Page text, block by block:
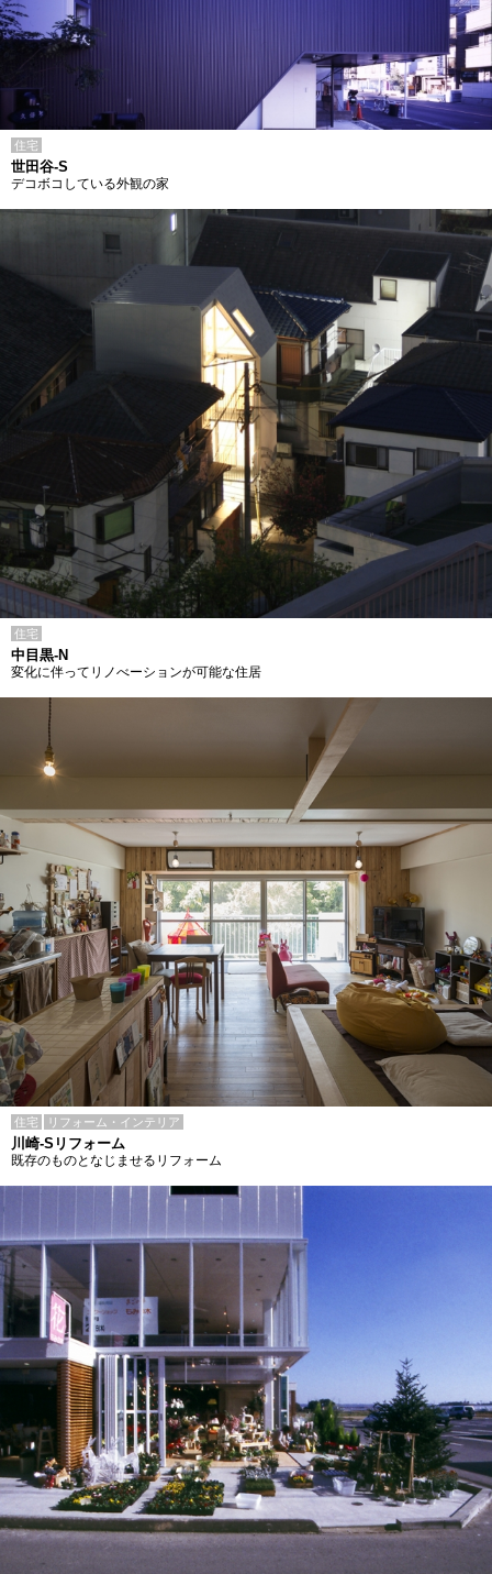
住宅
世田谷-S
デコボコしている外観の家
住宅
中目黒-N
変化に伴ってリノべーションが可能な住居
住宅 リフォーム・インテリア
川崎-Sリフォーム
既存のものとなじませるリフォーム